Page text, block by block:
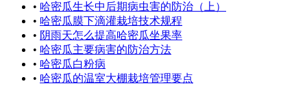
• 哈密瓜生长中后期病虫害的防治（上）
• 哈密瓜膜下滴灌栽培技术规程
• 阴雨天怎么提高哈密瓜坐果率
• 哈密瓜主要病害的防治方法
• 哈密瓜白粉病
• 哈密瓜的温室大棚栽培管理要点